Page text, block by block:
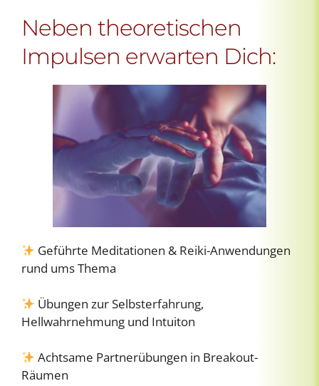
Neben theoretischen
Impulsen erwarten Dich:
Geführte Meditationen & Reiki-Anwendungen
rund ums Thema
Übungen zur Selbsterfahrung,
Hellwahrnehmung und Intuiton
Achtsame Partnerübungen in Breakout-
Räumen